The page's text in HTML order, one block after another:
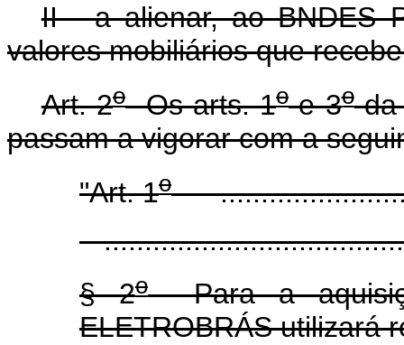
II - a alienar, ao BNDES
valores mobiliários que
Art. 2oOs arts. 1oe 3o
passam a vigorar com a
"Art. 1o
§ 2oPara a
ELETROBRÁS utilizará